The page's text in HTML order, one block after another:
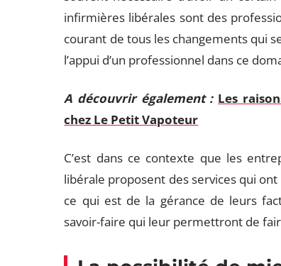
infirmières libérales sont des
courant de tous les changements qui
l’appui d’un professionnel dans ce
A découvrir également : Les
chez Le Petit Vapoteur
C’est dans ce contexte que les
libérale proposent des services qui
ce qui est de la gérance de leurs
savoir-faire qui leur permettront de